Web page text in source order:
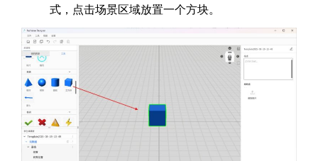
式，点击场景区域放置一个方块。